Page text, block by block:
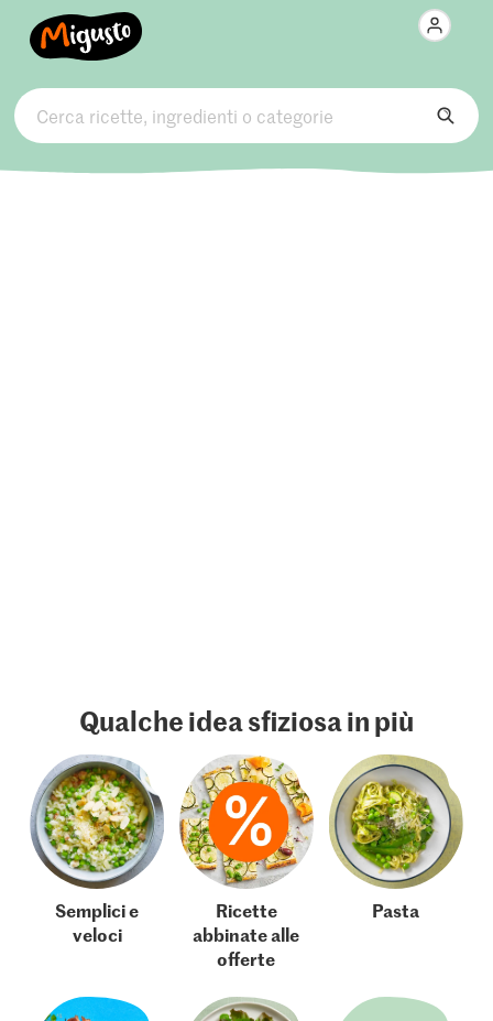
Qualche idea sfiziosa in più
Semplici e
veloci
Ricette
abbinate alle
offerte
Pasta